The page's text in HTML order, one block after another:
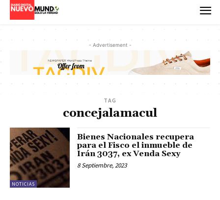
- Advertisement -
TAG
concejalamacul
NOTICIAS
Bienes Nacionales recupera
para el Fisco el inmueble de
Irán 3037, ex Venda Sexy
8 Septiembre, 2023